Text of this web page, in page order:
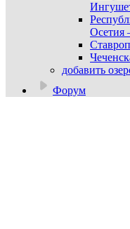
добавить
Форум